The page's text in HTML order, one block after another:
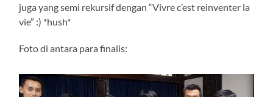
juga yang semi rekursif dengan “Vivre c’est reinventer la
vie” :) *hush*
Foto di antara para finalis: